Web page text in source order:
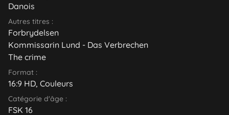
Danois
Autres titres :
Forbrydelsen
Kommissarin Lund - Das Verbrechen
The crime
Format :
16:9 HD, Couleurs
Catégorie d'âge :
FSK 16